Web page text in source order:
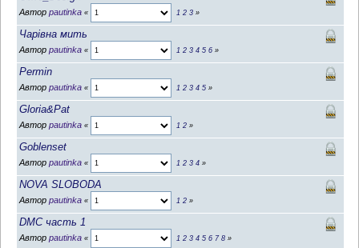
Автор pautinka « 1 2 3»
Чарiвна мить
Автор pautinka « 1 2 3 4 5 6»
Permin
Автор pautinka « 1 2 3 4 5»
Gloria&Pat
Автор pautinka « 1 2»
Goblenset
Автор pautinka « 1 2 3 4»
NOVA SLOBODA
Автор pautinka « 1 2»
DMC часть 1
Автор pautinka « 1 2 3 4 5 6 7 8»